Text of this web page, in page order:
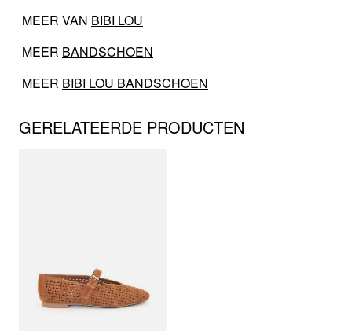
MEER VAN BIBI LOU
MEER BANDSCHOEN
MEER BIBI LOU BANDSCHOEN
GERELATEERDE PRODUCTEN